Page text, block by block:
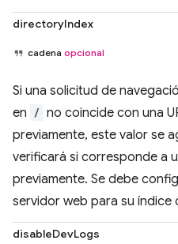
directoryIndex
cadena opcional
Si una solicitud de
en / no coincide con una
previamente, este valor se
verificará si corresponde a
previamente. Se debe
servidor web para su índice
disableDevLogs